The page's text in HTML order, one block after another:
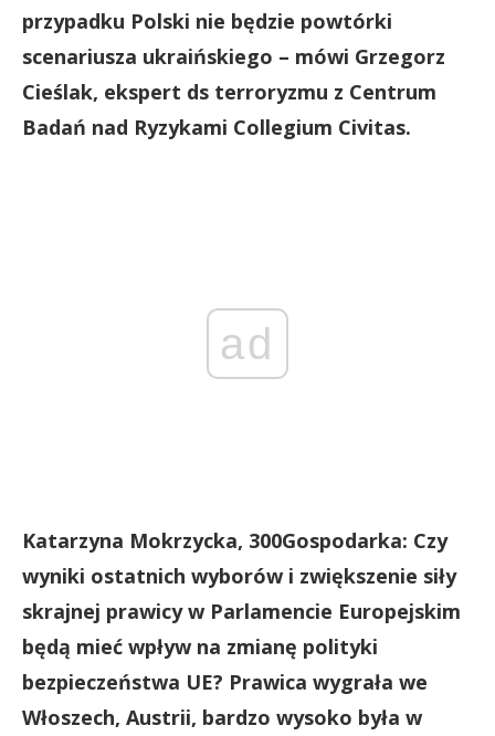
przypadku Polski nie będzie powtórki
scenariusza ukraińskiego – mówi Grzegorz
Cieślak, ekspert ds terroryzmu z Centrum
Badań nad Ryzykami Collegium Civitas.
ad
Katarzyna Mokrzycka, 300Gospodarka: Czy
wyniki ostatnich wyborów i zwiększenie siły
skrajnej prawicy w Parlamencie Europejskim
będą mieć wpływ na zmianę polityki
bezpieczeństwa UE? Prawica wygrała we
Włoszech, Austrii, bardzo wysoko była w